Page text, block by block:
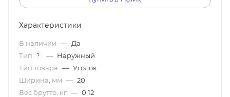
Характеристики
В наличии — Да
Тип
? — Наружный
Тип товара — Уголок
Ширина, мм — 20
Вес брутто, кг — 0,12